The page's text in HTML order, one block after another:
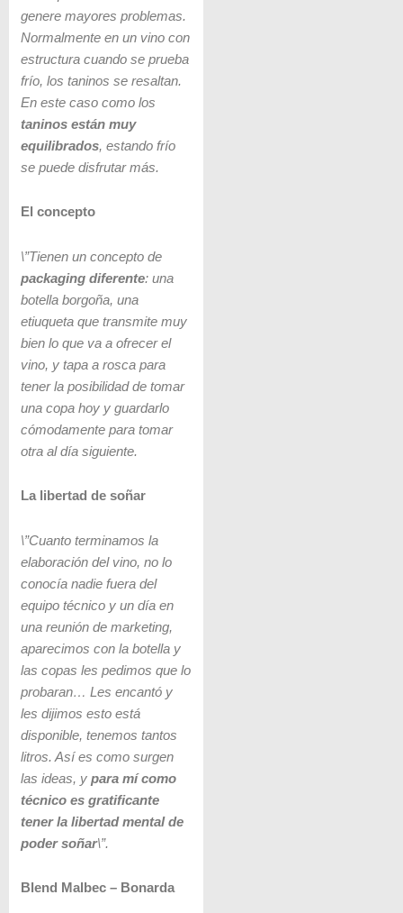
genere mayores problemas.
Normalmente en un vino con
estructura cuando se prueba
frío, los taninos se resaltan.
En este caso como los
taninos están muy
equilibrados, estando frío
se puede disfrutar más.
El concepto
\”Tienen un concepto de
packaging diferente: una
botella borgoña, una
etiuqueta que transmite muy
bien lo que va a ofrecer el
vino, y tapa a rosca para
tener la posibilidad de tomar
una copa hoy y guardarlo
cómodamente para tomar
otra al día siguiente.
La libertad de soñar
\”Cuanto terminamos la
elaboración del vino, no lo
conocía nadie fuera del
equipo técnico y un día en
una reunión de marketing,
aparecimos con la botella y
las copas les pedimos que lo
probaran… Les encantó y
les dijimos esto está
disponible, tenemos tantos
litros. Así es como surgen
las ideas, y para mí como
técnico es gratificante
tener la libertad mental de
poder soñar\”.
Blend Malbec – Bonarda